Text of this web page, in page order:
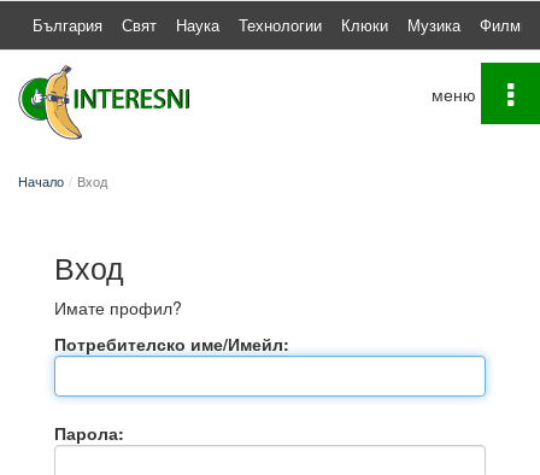
България Свят Наука Технологии Клюки Музика Филми
Начало Вход
Вход
Имате профил?
Потребителско име/Имейл:
Парола: